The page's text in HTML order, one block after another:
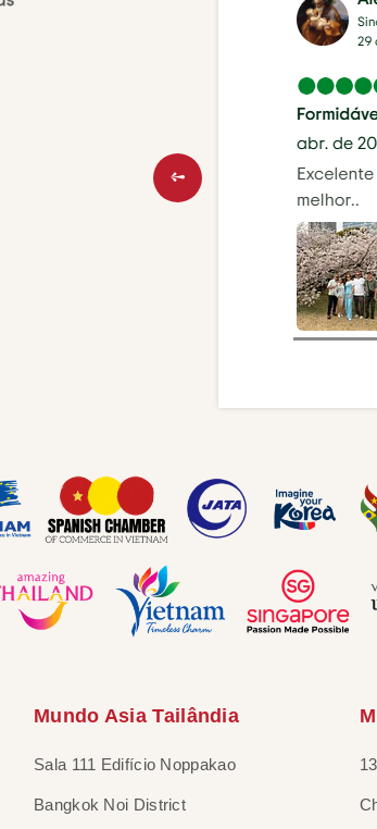
Mundo Asia Tailândia
Sala 111 Edifício Noppakao
Bangkok Noi District